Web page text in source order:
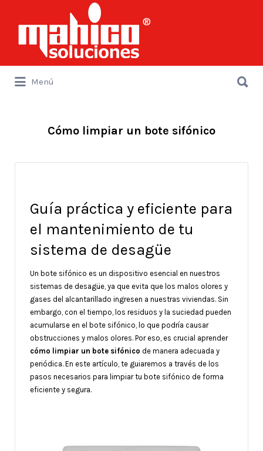
por:
Menú
por:
Cómo limpiar un bote sifónico
Guía práctica y eficiente para
el mantenimiento de tu
sistema de desagüe
Un bote sifónico es un dispositivo esencial en nuestros
sistemas de desagüe, ya que evita que los malos olores y
gases del alcantarillado ingresen a nuestras viviendas. Sin
embargo, con el tiempo, los residuos y la suciedad pueden
acumularse en el bote sifónico, lo que podría causar
obstrucciones y malos olores. Por eso, es crucial aprender
cómo limpiar un bote sifónico de manera adecuada y
periódica. En este artículo, te guiaremos a través de los
pasos necesarios para limpiar tu bote sifónico de forma
eficiente y segura.